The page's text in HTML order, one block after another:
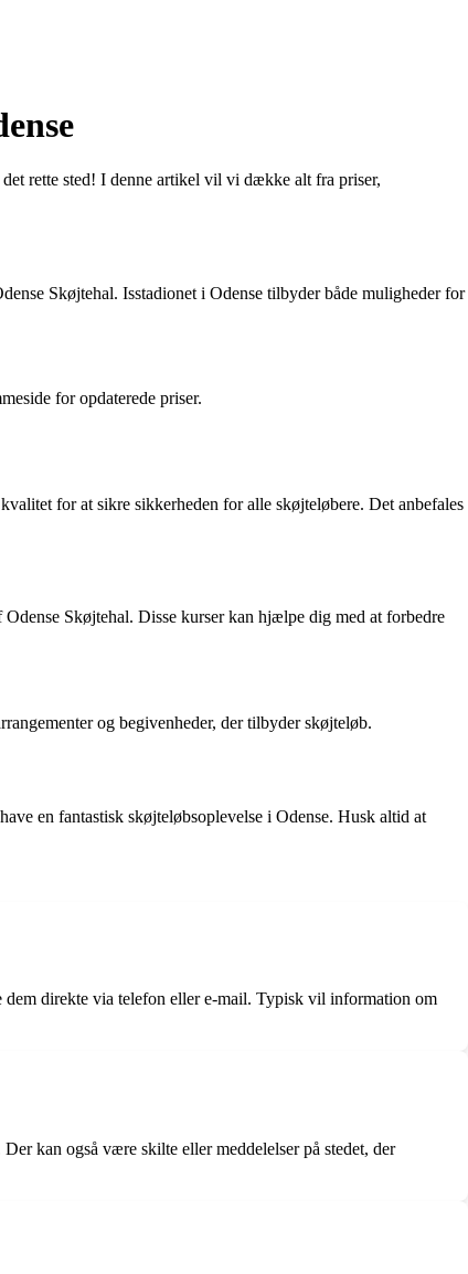
rette sted! I denne artikel vil vi dække alt fra priser,
Skøjtehal. Isstadionet i Odense tilbyder både muligheder for
for opdaterede priser.
for at sikre sikkerheden for alle skøjteløbere. Det anbefales
Skøjtehal. Disse kurser kan hjælpe dig med at forbedre
og begivenheder, der tilbyder skøjteløb.
en fantastisk skøjteløbsoplevelse i Odense. Husk altid at
dem direkte via telefon eller e-mail. Typisk vil information om
kan også være skilte eller meddelelser på stedet, der